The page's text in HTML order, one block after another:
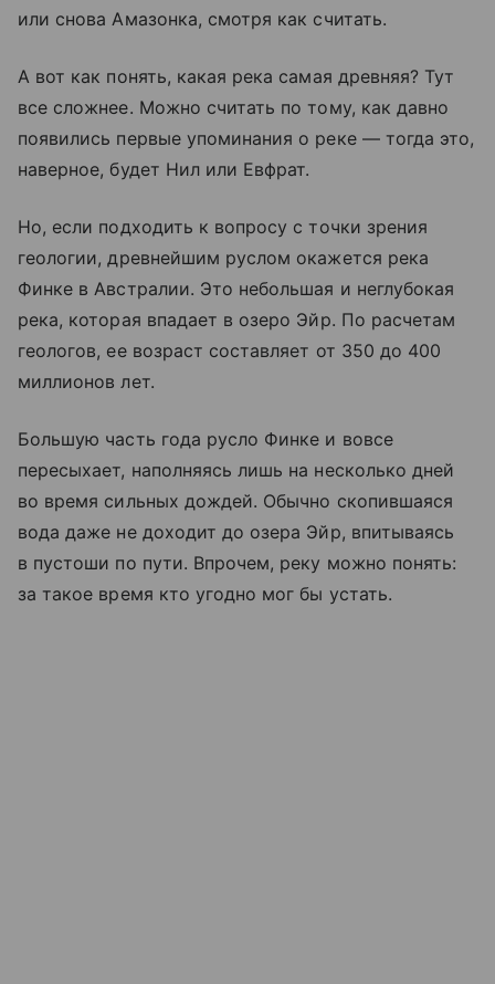
или снова Амазонка, смотря как считать.
А вот как понять, какая река самая древняя? Тут
все сложнее. Можно считать по тому, как давно
появились первые упоминания о реке — тогда это,
наверное, будет Нил или Евфрат.
Но, если подходить к вопросу с точки зрения
геологии, древнейшим руслом окажется река
Финке в Австралии. Это небольшая и неглубокая
река, которая впадает в озеро Эйр. По расчетам
геологов, ее возраст составляет от 350 до 400
миллионов лет.
Большую часть года русло Финке и вовсе
пересыхает, наполняясь лишь на несколько дней
во время сильных дождей. Обычно скопившаяся
вода даже не доходит до озера Эйр, впитываясь
в пустоши по пути. Впрочем, реку можно понять:
за такое время кто угодно мог бы устать.